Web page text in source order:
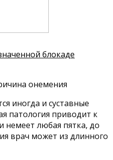
блокаде
иногда и суставные
патология приводит к
немеет любая пятка, до
врач может из длинного